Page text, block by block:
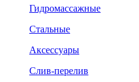
Гидромассажные
Стальные
Аксессуары
Слив-перелив